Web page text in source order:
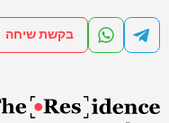
בקשת שיחה